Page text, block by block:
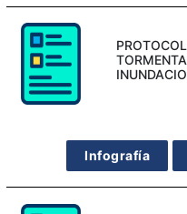
Infografía